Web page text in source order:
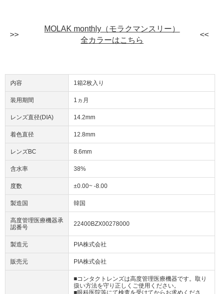
MOLAK monthly（モラクマンスリー）
全カラーはこちら
内容 1箱2枚入り
装用期間 1ヵ月
レンズ直径(DIA) 14.2mm
着色直径 12.8mm
レンズBC 8.6mm
含水率 38%
度数 ±0.00~ -8.00
製造国 韓国
高度管理医療機器承
認番号
22400BZX00278000
製造元 PIA株式会社
販売元 PIA株式会社
■コンタクトレンズは高度管理医療機器です。取り
扱い方法を守り正しくご使用ください。